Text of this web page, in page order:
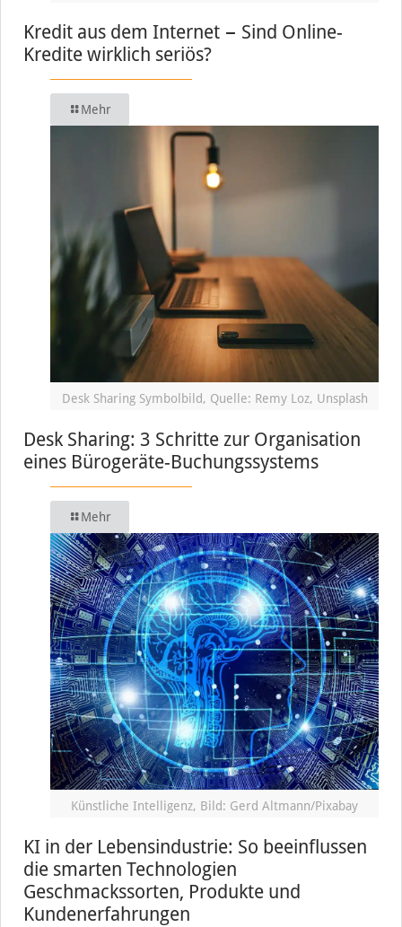
Kredit aus dem Internet − Sind Online-
Kredite wirklich seriös?
Mehr
Desk Sharing Symbolbild, Quelle: Remy Loz, Unsplash
Desk Sharing: 3 Schritte zur Organisation
eines Bürogeräte-Buchungssystems
Mehr
Künstliche Intelligenz, Bild: Gerd Altmann/Pixabay
KI in der Lebensindustrie: So beeinflussen
die smarten Technologien
Geschmackssorten, Produkte und
Kundenerfahrungen